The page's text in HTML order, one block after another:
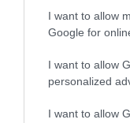
I want to allow
Google for
I want to allow
personalized
I want to allow